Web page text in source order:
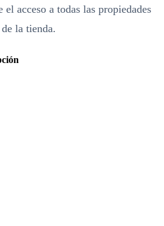
acceso a todas las propiedades
la tienda.